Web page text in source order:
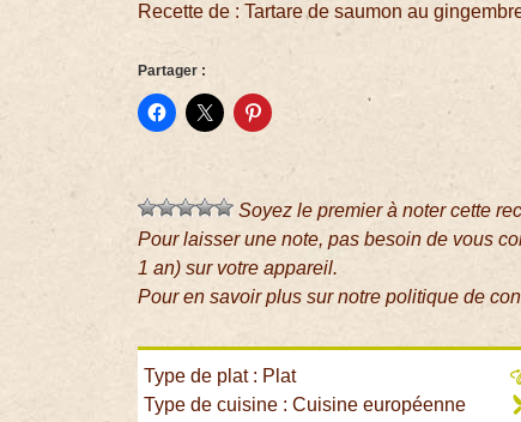
Recette de : Tartare de saumon au
Partager :
Soyez le premier à noter cette
Pour laisser une note, pas besoin de vous
1 an) sur votre appareil.
Pour en savoir plus sur notre politique de
Type de plat : Plat
Type de cuisine : Cuisine européenne